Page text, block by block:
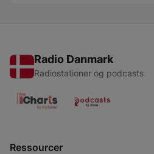
Radio Danmark
Radiostationer og podcasts
Ressourcer